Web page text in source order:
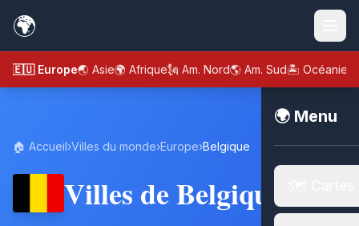
🌍
🇪🇺 Europe🌏 Asie🌍 Afrique🗽 Am. Nord🌎 Am. Sud🏝️ Océanie
🌍 Menu
🏠 Accueil›Villes du monde›Europe›Belgique
Villes de Belgique